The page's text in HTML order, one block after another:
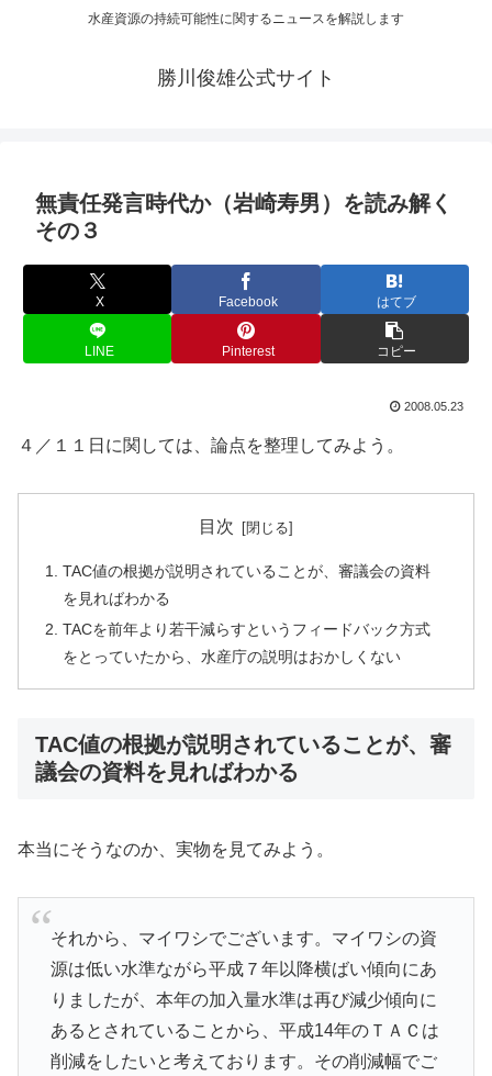
水産資源の持続可能性に関するニュースを解説します
勝川俊雄公式サイト
無責任発言時代か（岩崎寿男）を読み解く
その３
X Facebook はてブ
LINE Pinterest コピー
2008.05.23
４／１１日に関しては、論点を整理してみよう。
目次
TAC値の根拠が説明されていることが、審議会の資料
を見ればわかる
TACを前年より若干減らすというフィードバック方式
をとっていたから、水産庁の説明はおかしくない
TAC値の根拠が説明されていることが、審
議会の資料を見ればわかる
本当にそうなのか、実物を見てみよう。
それから、マイワシでございます。マイワシの資
源は低い水準ながら平成７年以降横ばい傾向にあ
りましたが、本年の加入量水準は再び減少傾向に
あるとされていることから、平成14年のＴＡＣは
削減をしたいと考えております。その削減幅でご